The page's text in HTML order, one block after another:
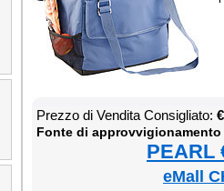
Prez­zo di Ven­di­ta Con­si­glia­to:
Fon­te di ap­prov­vi­gio­na­men­to
PEARL
eMall